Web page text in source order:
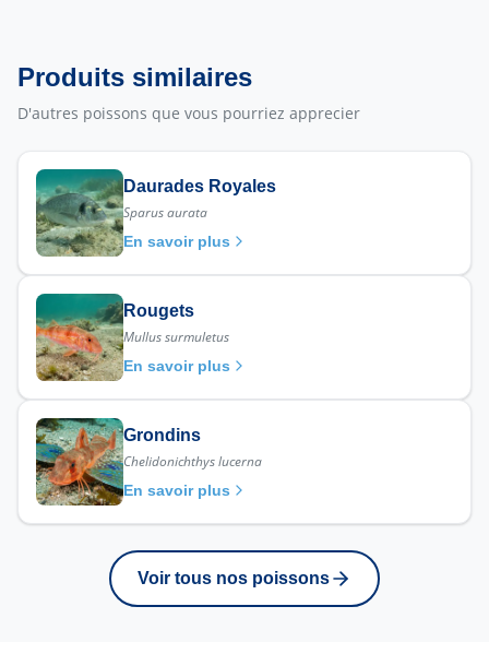
Produits similaires
D'autres poissons que vous pourriez apprecier
Daurades Royales
Sparus aurata
En savoir plus
Rougets
Mullus surmuletus
En savoir plus
Grondins
Chelidonichthys lucerna
En savoir plus
Voir tous nos poissons